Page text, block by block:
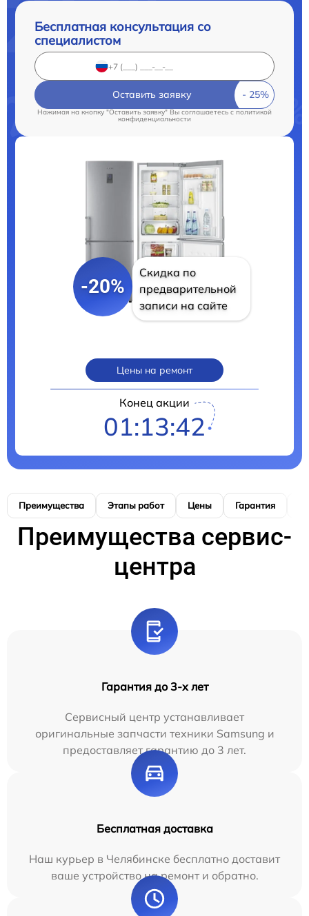
Бесплатная консультация со
специалистом
Оставить заявку
Нажимая на кнопку "Оставить заявку" Вы соглашаетесь c политикой
конфиденциальности
-20%
Скидка по
предварительной
записи на сайте
Цены на ремонт
Конец акции
01:13:41
Преимущества Этапы работ Цены Гарантия
Преимущества сервис-
центра
Гарантия до 3-х лет
Сервисный центр устанавливает
оригинальные запчасти техники Samsung и
предоставляет гарантию до 3 лет.
Бесплатная доставка
Наш курьер в Челябинске бесплатно доставит
ваше устройство на ремонт и обратно.